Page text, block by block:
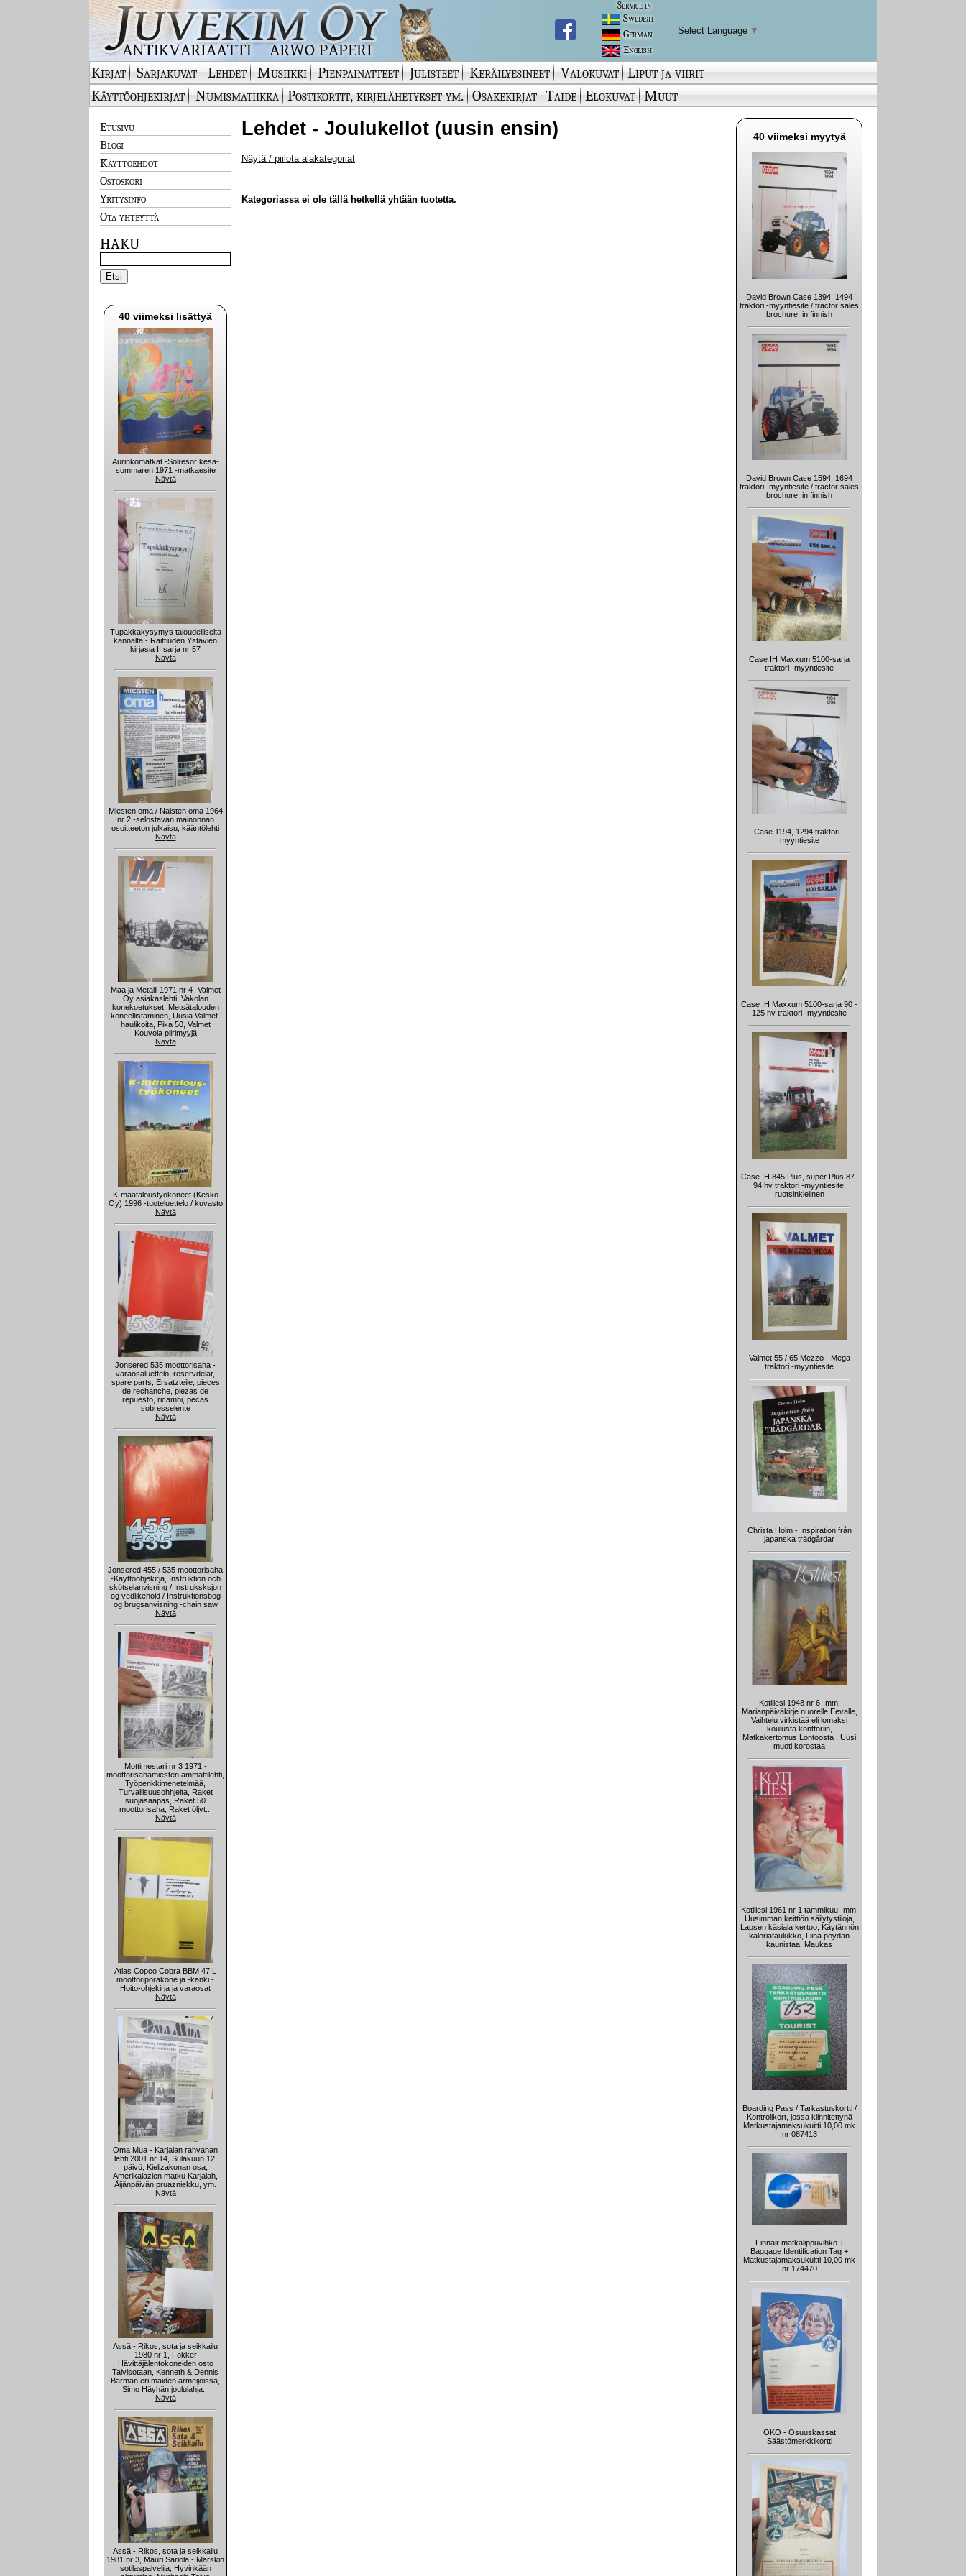
Service in
Swedish
German
English
Select Language ▼
Kirjat Sarjakuvat Lehdet Musiikki Pienpainatteet Julisteet Keräilyesineet Valokuvat Liput ja viirit
Käyttöohjekirjat
Numismatiikka Postikortit, kirjelähetykset ym. Osakekirjat Taide Elokuvat Muut
Etusivu
Blogi
Käyttöehdot
Ostoskori
Yritysinfo
Ota yhteyttä
HAKU
40 viimeksi lisättyä
Aurinkomatkat -Solresor kesä-
sommaren 1971 -matkaesite
Näytä
Tupakkakysymys taloudelliselta
kannalta - Raittiuden Ystävien
kirjasia II sarja nr 57
Näytä
Miesten oma / Naisten oma 1964
nr 2 -selostavan mainonnan
osoitteeton julkaisu, kääntölehti
Näytä
Maa ja Metalli 1971 nr 4 -Valmet
Oy asiakaslehti, Vakolan
konekoetukset, Metsätalouden
koneellistaminen, Uusia Valmet-
haulikoita, Pika 50, Valmet
Kouvola piirimyyjä
Näytä
K-maataloustyökoneet (Kesko
Oy) 1996 -tuoteluettelo / kuvasto
Näytä
Jonsered 535 moottorisaha -
varaosaluettelo, reservdelar,
spare parts, Ersatzteile, pieces
de rechanche, piezas de
repuesto, ricambi, pecas
sobresselente
Näytä
Jonsered 455 / 535 moottorisaha
-Käyttöohjekirja, Instruktion och
skötselanvisning / Instruksksjon
og vedlikehold / Instruktionsbog
og brugsanvisning -chain saw
Näytä
Mottimestari nr 3 1971 -
moottorisahamiesten ammattilehti,
Työpenkkimenetelmää,
Turvallisuusohhjeita, Raket
suojasaapas, Raket 50
moottorisaha, Raket öljyt...
Näytä
Atlas Copco Cobra BBM 47 L
moottoriporakone ja -kanki -
Hoito-ohjekirja ja varaosat
Näytä
Oma Mua - Karjalan rahvahan
lehti 2001 nr 14, Sulakuun 12.
päivü; Kielizakonan osa,
Amerikalazien matku Karjalah,
Äijänpäivän pruazniekku, ym.
Näytä
Ässä - Rikos, sota ja seikkailu
1980 nr 1, Fokker
Hävittäjälentokoneiden osto
Talvisotaan, Kenneth & Dennis
Barman eri maiden armeijoissa,
Simo Häyhän joululahja...
Näytä
Ässä - Rikos, sota ja seikkailu
1981 nr 3, Mauri Sariola - Marskin
sotilaspalvelija, Hyvinkään
Lehdet - Joulukellot (uusin ensin)
Näytä / piilota alakategoriat
Kategoriassa ei ole tällä hetkellä yhtään tuotetta.
40 viimeksi myytyä
David Brown Case 1394, 1494
traktori -myyntiesite / tractor sales
brochure, in finnish
David Brown Case 1594, 1694
traktori -myyntiesite / tractor sales
brochure, in finnish
Case IH Maxxum 5100-sarja
traktori -myyntiesite
Case 1194, 1294 traktori -
myyntiesite
Case IH Maxxum 5100-sarja 90 -
125 hv traktori -myyntiesite
Case IH 845 Plus, super Plus 87-
94 hv traktori -myyntiesite,
ruotsinkielinen
Valmet 55 / 65 Mezzo - Mega
traktori -myyntiesite
Christa Holm - Inspiration från
japanska trädgårdar
Kotiliesi 1948 nr 6 -mm.
Marianpäiväkirje nuorelle Eevalle,
Vaihtelu virkistää eli lomaksi
koulusta konttoriin,
Matkakertomus Lontoosta , Uusi
muoti korostaa
Kotiliesi 1961 nr 1 tammikuu -mm.
Uusimman keittiön säilytystiloja,
Lapsen käsiala kertoo, Käytännön
kaloriataulukko, Liina pöydän
kaunistaa, Maukas
Boarding Pass / Tarkastuskortti /
Kontrollkort, jossa kiinnitettynä
Matkustajamaksukuitti 10,00 mk
nr 087413
Finnair matkalippuvihko +
Baggage Identification Tag +
Matkustajamaksukuitti 10,00 mk
nr 174470
OKO - Osuuskassat
Säästömerkkikortti